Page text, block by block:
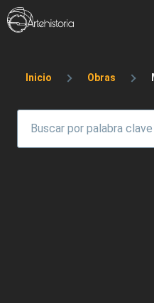
Pasar al contenido principal
Sobrescribir
Inicio Obras